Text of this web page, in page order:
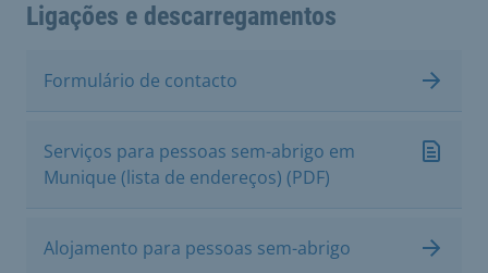
Ligações e descarregamentos
Formulário de contacto
Serviços para pessoas sem-abrigo em
Munique (lista de endereços) (PDF)
Alojamento para pessoas sem-abrigo